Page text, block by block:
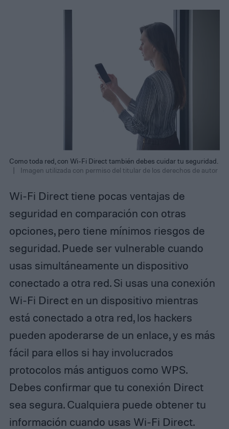
Como toda red, con Wi-Fi Direct también debes cuidar tu seguridad.
Imagen utilizada con permiso del titular de los derechos de autor
Wi-Fi Direct tiene pocas ventajas de
seguridad en comparación con otras
opciones, pero tiene mínimos riesgos de
seguridad. Puede ser vulnerable cuando
usas simultáneamente un dispositivo
conectado a otra red. Si usas una conexión
Wi-Fi Direct en un dispositivo mientras
está conectado a otra red, los hackers
pueden apoderarse de un enlace, y es más
fácil para ellos si hay involucrados
protocolos más antiguos como WPS.
Debes confirmar que tu conexión Direct
sea segura. Cualquiera puede obtener tu
información cuando usas Wi-Fi Direct.